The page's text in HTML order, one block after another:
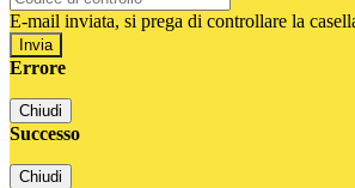
E-mail inviata, si prega di controllare la
Errore
Chiudi
Successo
Chiudi